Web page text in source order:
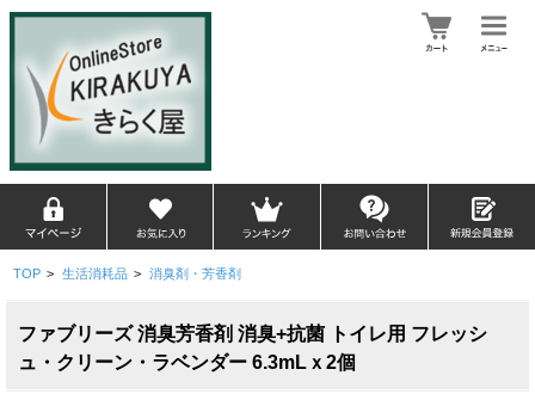
TOP > 生活消耗品 > 消臭剤・芳香剤
ファブリーズ 消臭芳香剤 消臭+抗菌 トイレ用 フレッシ
ュ・クリーン・ラベンダー 6.3mLｘ2個